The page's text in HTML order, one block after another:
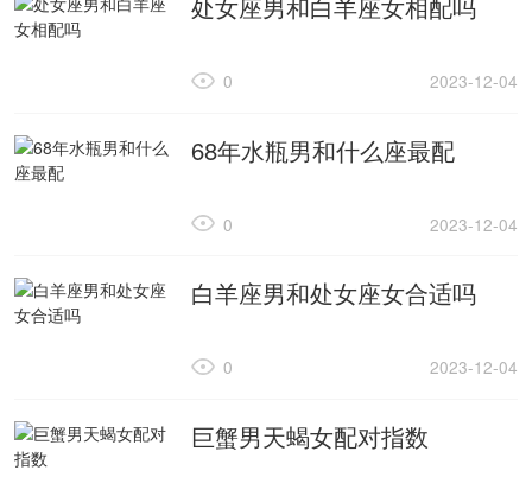
处女座男和白羊座女相配吗
2023-12-04
0
68年水瓶男和什么座最配
2023-12-04
0
白羊座男和处女座女合适吗
2023-12-04
0
巨蟹男天蝎女配对指数